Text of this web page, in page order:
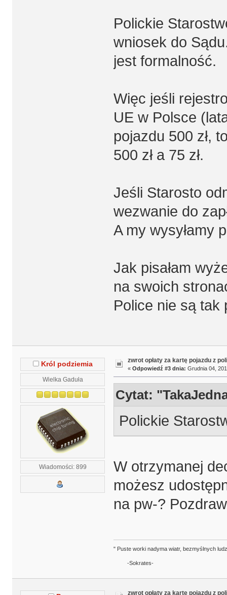
Polickie
wniosek do
jest formalność.
Więc jeśli
UE w Polsce
pojazdu 500 zł,
500 zł a 75 zł.
Jeśli Starosto
wezwanie do
A my wysyłamy
Jak pisałam
na swoich
Police nie są tak
Król podziemia
Wielka Gaduła
Wiadomości: 899
zwrot opłaty za kartę pojazdu z
« Odpowiedź #3 dnia: Grudnia 04,
Cytat:
Polickie
W otrzymanej
możesz
na pw-?
" Puste worki nadyma wiatr, bezmyślnych
-Sokrates-
zwrot opłaty za kartę pojazdu z